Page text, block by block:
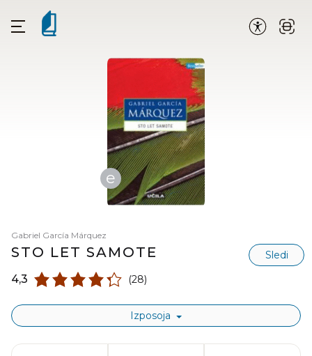
e
Gabriel García Márquez
STO LET SAMOTE Sledi
4,3 (28)
Izposoja